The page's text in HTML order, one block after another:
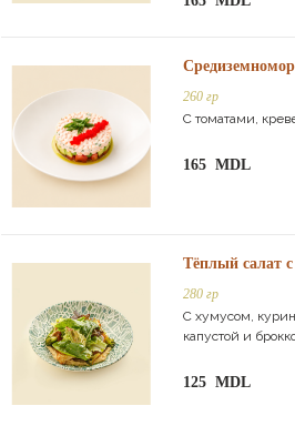
260 гр
С томатами,
165 MDL
Тёплый салат
280 гр
С хумусом,
капустой и
125 MDL